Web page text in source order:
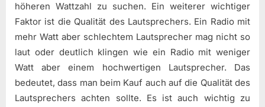
höheren Wattzahl zu suchen. Ein weiterer wichtiger
Faktor ist die Qualität des Lautsprechers. Ein Radio mit
mehr Watt aber schlechtem Lautsprecher mag nicht so
laut oder deutlich klingen wie ein Radio mit weniger
Watt aber einem hochwertigen Lautsprecher. Das
bedeutet, dass man beim Kauf auch auf die Qualität des
Lautsprechers achten sollte. Es ist auch wichtig zu